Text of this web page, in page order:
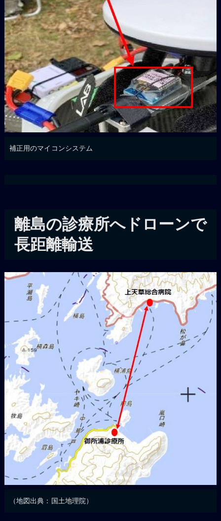
補正用のマイコンシステム
離島の診療所へドローンで
長距離輸送
（地図出典：国土地理院）